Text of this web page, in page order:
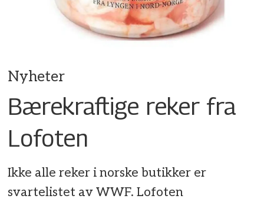
Nyheter
Bærekraftige reker fra
Lofoten
Ikke alle reker i norske butikker er
svartelistet av WWF. Lofoten